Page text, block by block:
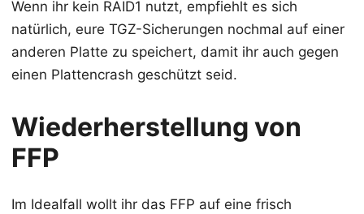
Wenn ihr kein RAID1 nutzt, empfiehlt es sich
natürlich, eure TGZ-Sicherungen nochmal auf einer
anderen Platte zu speichert, damit ihr auch gegen
einen Plattencrash geschützt seid.
Wiederherstellung von
FFP
Im Idealfall wollt ihr das FFP auf eine frisch